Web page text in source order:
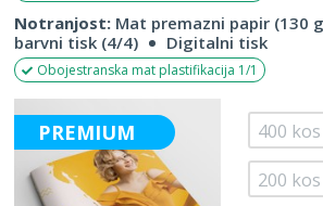
Notranjost: Mat premazni papir (130
barvni tisk (4/4)
Digitalni tisk
Obojestranska mat plastifikacija 1/1
PREMIUM
200 kos
400 kos